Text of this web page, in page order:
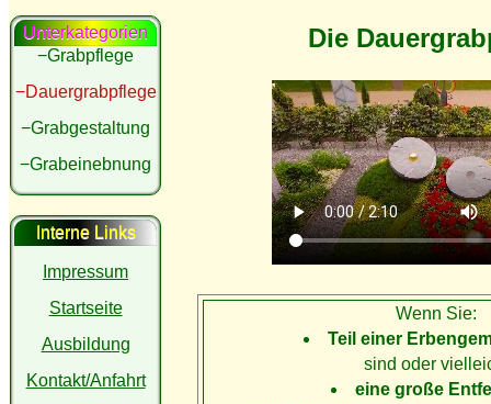
Unterkategorien
−Grabpflege
−Dauergrabpflege
−Grabgestaltung
−Grabeinebnung
Interne Links
Impressum
Startseite
Ausbildung
Kontakt/Anfahrt
Die
Wenn Sie:
Teil einer
sind oder
eine große